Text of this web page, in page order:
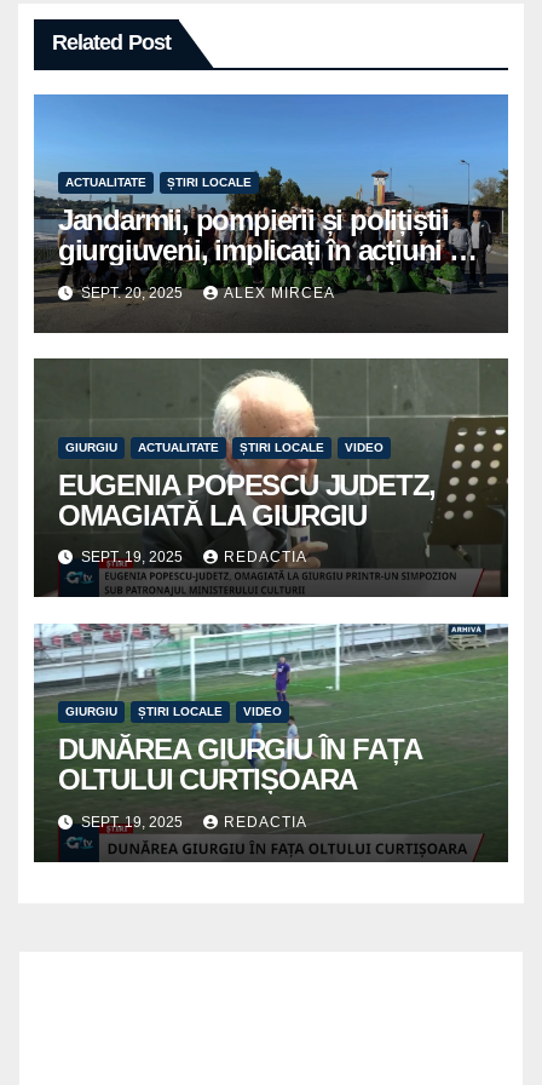
Related Post
ACTUALITATE ȘTIRI LOCALE
Jandarmii, pompierii și polițiștii
giurgiuveni, implicați în acțiuni de
voluntariat pentru un oraș mai
curat
SEPT. 20, 2025 ALEX MIRCEA
GIURGIU ACTUALITATE ȘTIRI LOCALE VIDEO
EUGENIA POPESCU JUDETZ,
OMAGIATĂ LA GIURGIU
SEPT. 19, 2025 REDACTIA
GIURGIU ȘTIRI LOCALE VIDEO
DUNĂREA GIURGIU ÎN FAȚA
OLTULUI CURTIȘOARA
SEPT. 19, 2025 REDACTIA